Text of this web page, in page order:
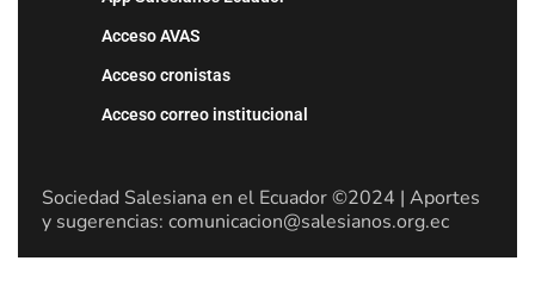
Acceso AVAS
Acceso cronistas
Acceso correo institucional
Sociedad Salesiana en el Ecuador ©2024 | Aportes
y sugerencias: comunicacion@salesianos.org.ec